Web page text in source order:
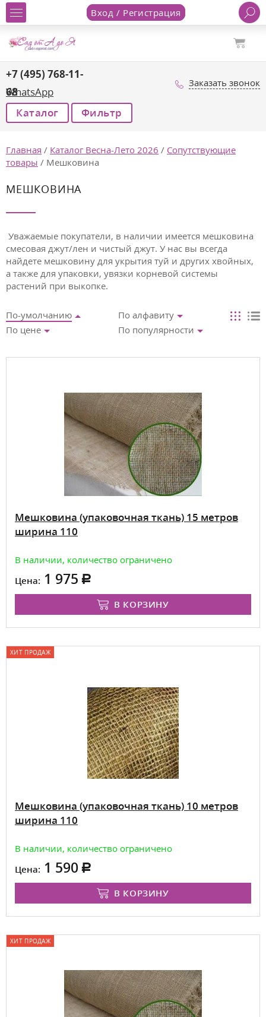
Вход / Регистрация
+7 (495) 768-11-
68
WhatsApp
Заказать звонок
Каталог Фильтр
Главная / Каталог Весна-Лето 2026 / Сопутствующие
товары / Мешковина
МЕШКОВИНА
Уважаемые покупатели, в наличии имеется мешковина
смесовая джут/лен и чистый джут. У нас вы всегда
найдете мешковину для укрытия туй и других хвойных,
а также для упаковки, увязки корневой системы
растений при выкопке.
По-умолчанию
По алфавиту
По цене
По популярности
Мешковина (упаковочная ткань) 15 метров
ширина 110
В наличии, количество ограничено
Цена: 1 975
В КОРЗИНУ
ХИТ ПРОДАЖ
Мешковина (упаковочная ткань) 10 метров
ширина 110
В наличии, количество ограничено
Цена: 1 590
В КОРЗИНУ
ХИТ ПРОДАЖ